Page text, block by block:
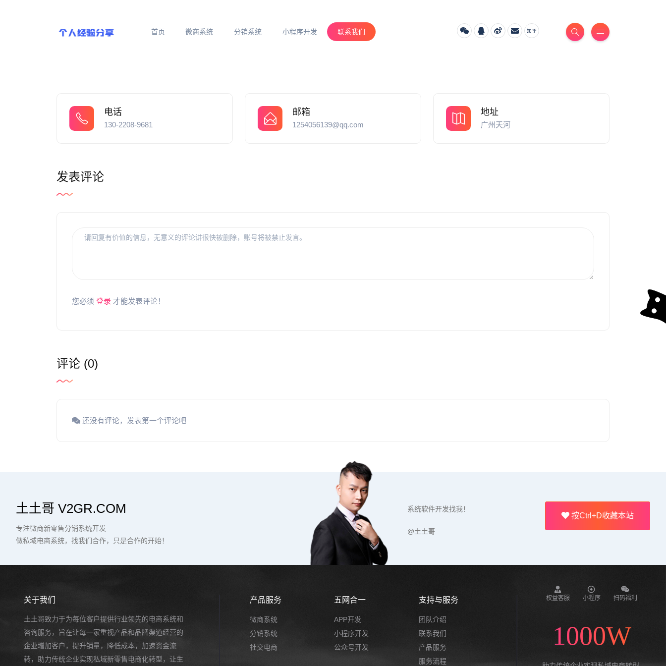
首页 微商系统 分销系统 小程序开发 联系我们
电话
130-2208-9681
邮箱
1254056139@qq.com
地址
广州天河
发表评论
您必须 登录 才能发表评论！
评论 (0)
还没有评论，发表第一个评论吧
土土哥 V2GR.COM
专注微商新零售分销系统开发
做私域电商系统，找我们合作，只是合作的开始！
按Ctrl+D收藏本站
系统软件开发找我！
@土土哥
关于我们
土土哥致力于为每位客户提供行业领先的电商系统和
咨询服务，旨在让每一家重视产品和品牌渠道经营的
企业增加客户，提升销量，降低成本，加速资金流
转，助力传统企业实现私域新零售电商化转型，让生
产品服务
微商系统
分销系统
社交电商
五网合一
APP开发
小程序开发
公众号开发
支持与服务
团队介绍
联系我们
产品服务
服务流程
权益客服 小程序 扫码福利
1000W